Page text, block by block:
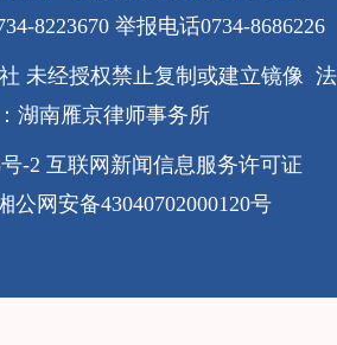
8223670 举报电话0734-8686226
未经授权禁止复制或建立镜像 法
湖南雁京律师事务所
-2 互联网新闻信息服务许可证
公网安备43040702000120号